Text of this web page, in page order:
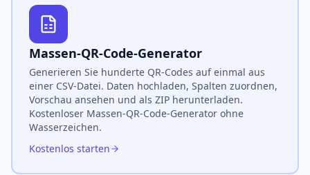
Massen-QR-Code-Generator
Generieren Sie hunderte QR-Codes auf einmal aus
einer CSV-Datei. Daten hochladen, Spalten zuordnen,
Vorschau ansehen und als ZIP herunterladen.
Kostenloser Massen-QR-Code-Generator ohne
Wasserzeichen.
Kostenlos starten